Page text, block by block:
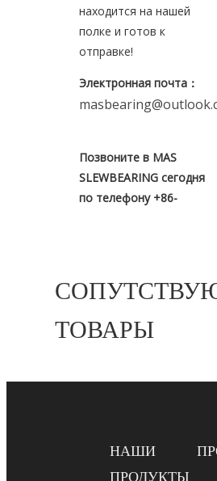
находится на нашей
полке и готов к
отправке!
Электронная почта ：
Позвоните в MAS
SLEWBEARING сегодня
по телефону +86-
Инструкция по
установке.pdf
ПОДШИПНИК81QB-01020
ТОВАРЫ
НАШИ
ПРОДУКТЫ